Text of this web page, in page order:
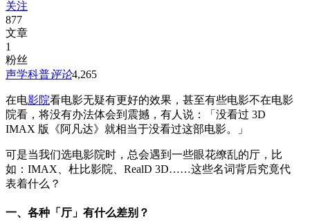
关注
877
文章
1
粉丝
声学科普评论4,265
在电影院看电影无疑有更好的效果，甚至有些电影不在电影
院看，将没有办法体会到震撼，有人说：「没看过 3D
IMAX 版《阿凡达》就相当于没看过这部电影。」
可是当我们选电影院时，总会遇到一些眼花缭乱的厅，比
如：IMAX、杜比影院、RealD 3D……这些名词背后究竟代
表着什么？
一、各种「厅」有什么差别？